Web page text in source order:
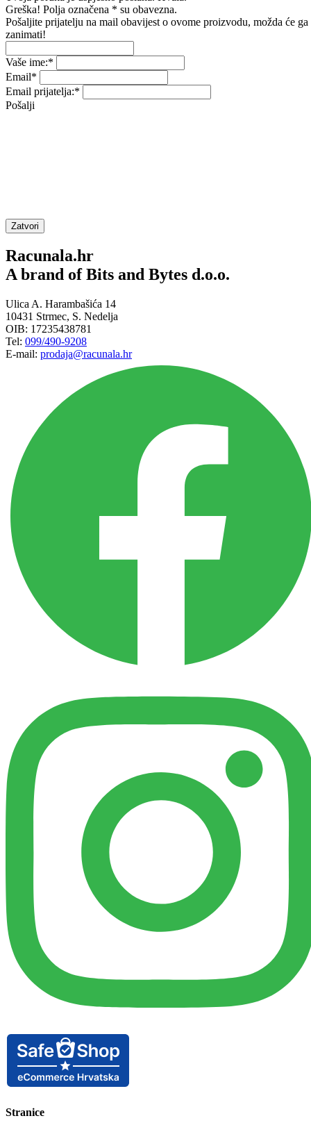
Greška! Polja označena * su obavezna.
Pošaljite prijatelju na mail obavijest o ovome proizvodu, možda će ga
zanimati!
Vaše ime:*
Email*
Email prijatelja:*
Pošalji
Zatvori
Racunala.hr
A brand of Bits and Bytes d.o.o.
Ulica A. Harambašića 14
10431 Strmec, S. Nedelja
OIB: 17235438781
Tel: 099/490-9208
E-mail: prodaja@racunala.hr
Stranice